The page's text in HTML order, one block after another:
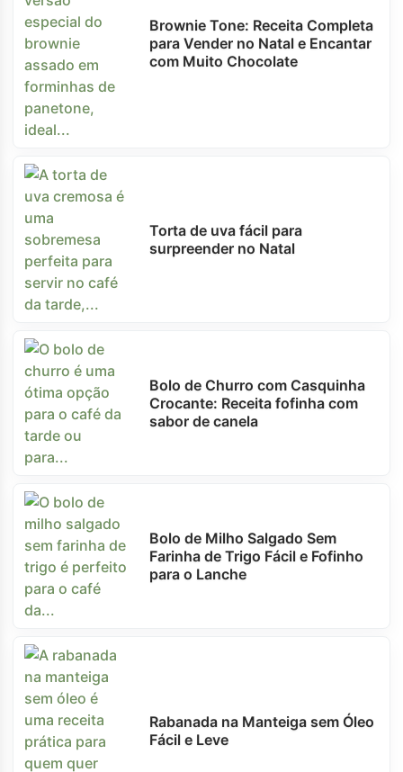
Brownie Tone: Receita Completa
para Vender no Natal e Encantar
com Muito Chocolate
Torta de uva fácil para
surpreender no Natal
Bolo de Churro com Casquinha
Crocante: Receita fofinha com
sabor de canela
Bolo de Milho Salgado Sem
Farinha de Trigo Fácil e Fofinho
para o Lanche
Rabanada na Manteiga sem Óleo
Fácil e Leve